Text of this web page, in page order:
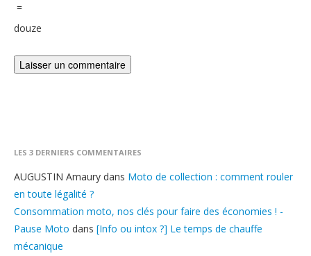
=
douze
LES 3 DERNIERS COMMENTAIRES
AUGUSTIN Amaury dans Moto de collection : comment rouler
en toute légalité ?
Consommation moto, nos clés pour faire des économies ! -
Pause Moto dans [Info ou intox ?] Le temps de chauffe
mécanique